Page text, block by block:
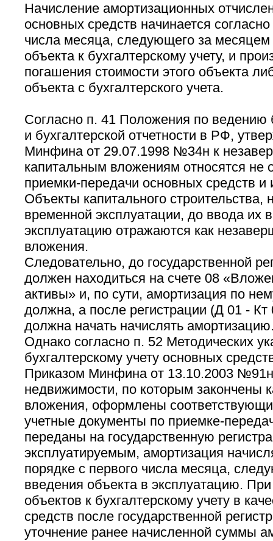
Начисление амортизационных
основных средств начинается
числа месяца, следующего за месяцем
объекта к бухгалтерскому учету, и
погашения стоимости этого объекта
объекта с бухгалтерского учета.
Согласно п. 41 Положения по ведению
и бухгалтерской отчетности в РФ,
Минфина от 29.07.1998 №34н к
капитальным вложениям относятся
приемки-передачи основных средств
Объекты капитального строительства,
временной эксплуатации, до ввода их
эксплуатацию отражаются как
вложения.
Следовательно, до государственной
должен находиться на счете 08
активы» и, по сути, амортизация по
должна, а после регистрации (Д 01 - Кт
должна начать начислять
Однако согласно п. 52 Методических
бухгалтерскому учету основных
Приказом Минфина от 13.10.2003
недвижимости, по которым закончены
вложения, оформлены
учетные документы по приемке-
переданы на государственную
эксплуатируемым, амортизация
порядке с первого числа месяца,
введения объекта в эксплуатацию. При
объектов к бухгалтерскому учету в
средств после государственной
уточнение ранее начисленной суммы